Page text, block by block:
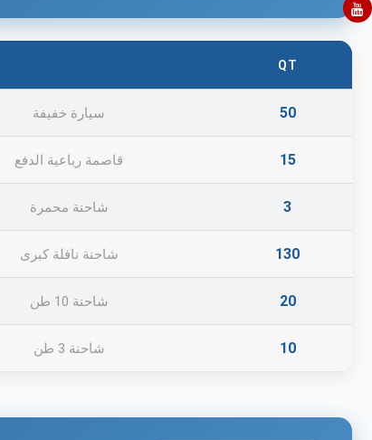
QT
سيارة خفيفة 50
قاصمة رباعية الدفع 15
شاحنة محمرة 3
شاحنة نافلة كبرى 130
شاحنة 10 طن 20
شاحنة 3 طن 10